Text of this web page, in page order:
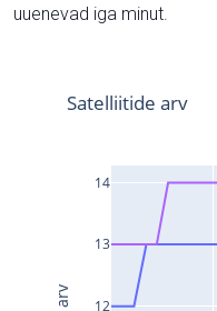
uuenevad iga minut.